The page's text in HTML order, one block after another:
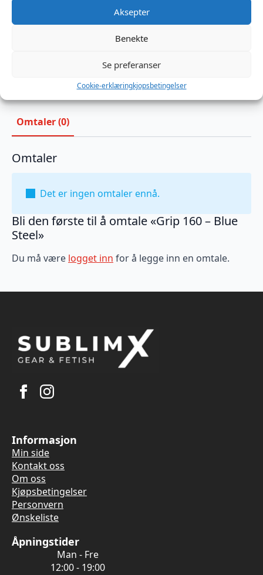
Aksepter
Benekte
Se preferanser
Cookie-erklæringkjopsbetingelser
Legg I Handlekurv
Sexleketøy
Omtaler (0)
Omtaler
Det er ingen omtaler ennå.
Bli den første til å omtale «Grip 160 – Blue
Steel»
Du må være logget inn for å legge inn en omtale.
Informasjon
Min side
Kontakt oss
Om oss
Kjøpsbetingelser
Personvern
Ønskeliste
Åpningstider
Man - Fre
12:00 - 19:00